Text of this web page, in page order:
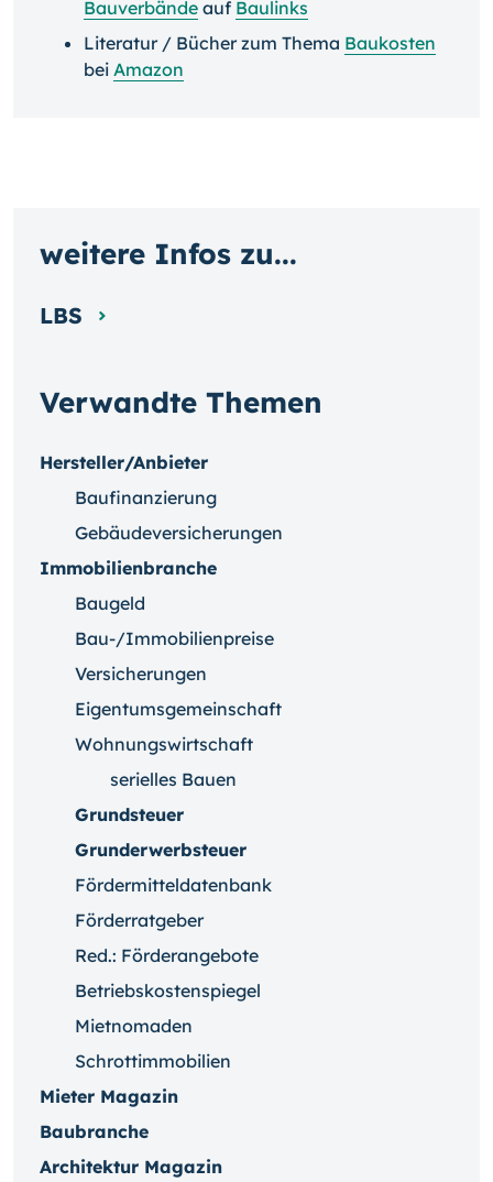
Bauverbände auf Baulinks
Literatur / Bücher zum Thema Baukosten
bei Amazon
Verwandte Themen
Hersteller/Anbieter
Baufinanzierung
Gebäudeversicherungen
Immobilienbranche
Baugeld
Bau-/Immobilienpreise
Versicherungen
Eigentumsgemeinschaft
Wohnungswirtschaft
serielles Bauen
Grundsteuer
Grunderwerbsteuer
Fördermitteldatenbank
Förderratgeber
Red.: Förderangebote
Betriebskostenspiegel
Mietnomaden
Schrottimmobilien
Mieter Magazin
Baubranche
Architektur Magazin
weitere Infos zu...
LBS